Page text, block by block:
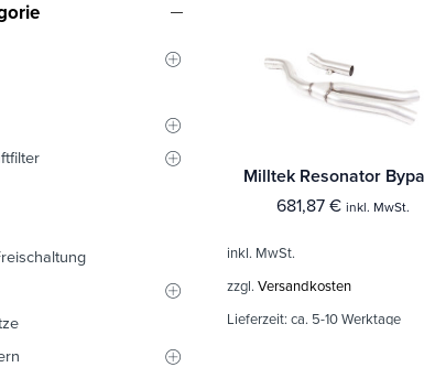
681,87 € inkl. MwSt.
inkl. MwSt.
zzgl. Versandkosten
Lieferzeit: ca. 5-10 Werktage